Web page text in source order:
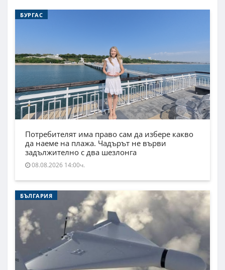
БУРГАС
Потребителят има право сам да избере какво
да наеме на плажа. Чадърът не върви
задължително с два шезлонга
08.08.2026 14:00ч.
БЪЛГАРИЯ